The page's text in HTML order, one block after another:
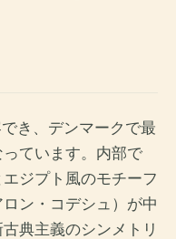
き、デンマークで最
ています。内部で
ジプト風のモチーフ
ン・コデシュ）が中
典主義のシンメトリ